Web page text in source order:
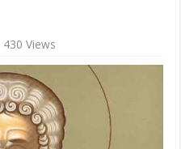
430 Views